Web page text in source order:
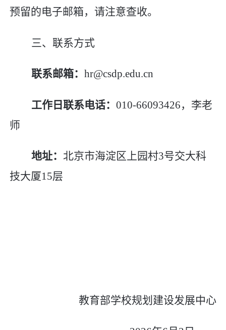
预留的电子邮箱，请注意查收。
三、联系方式
联系邮箱：hr@csdp.edu.cn
工作日联系电话：010-66093426，李老
师
地址：北京市海淀区上园村3号交大科
技大厦15层
教育部学校规划建设发展中心